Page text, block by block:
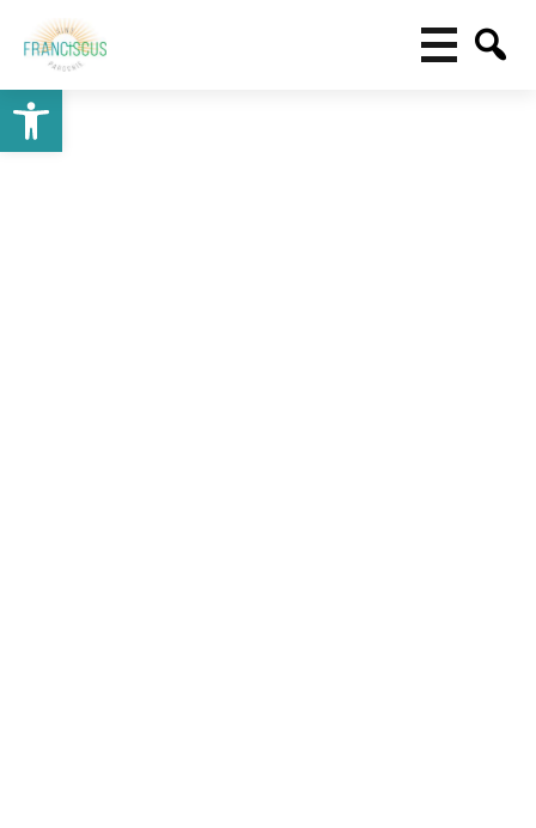
Toolbar openen